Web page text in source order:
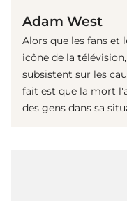
Adam West
Alors que les fans et
icône de la
subsistent sur les
fait est que la mort
des gens dans sa